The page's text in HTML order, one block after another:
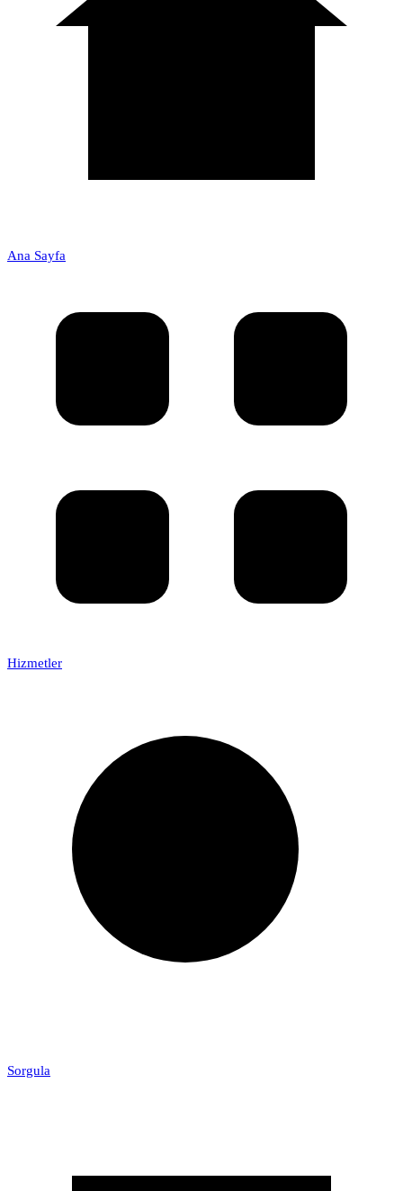
Ana Sayfa
Hizmetler
Sorgula